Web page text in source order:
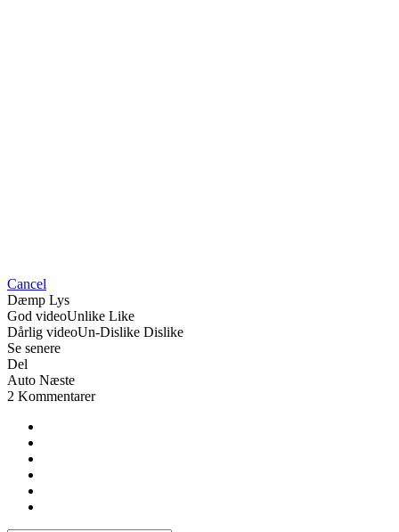
Cancel
Dæmp Lys
God videoUnlike Like
Dårlig videoUn-Dislike Dislike
Se senere
Del
Auto Næste
2 Kommentarer